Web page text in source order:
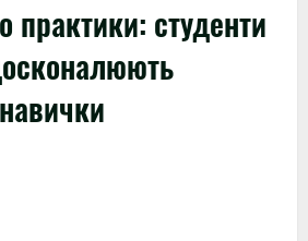
практики: студенти